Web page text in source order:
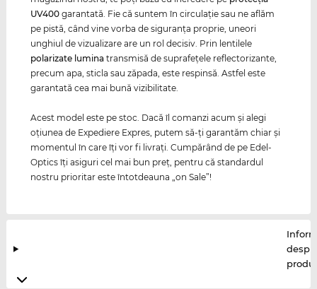
UV400 garantată. Fie că suntem în circulaţie sau ne aflăm
pe pistă, când vine vorba de siguranţa proprie, uneori
unghiul de vizualizare are un rol decisiv. Prin lentilele
polarizate lumina transmisă de suprafeţele reflectorizante,
precum apa, sticla sau zăpada, este respinsă. Astfel este
garantată cea mai bună vizibilitate.
Acest model este pe stoc. Dacă îl comanzi acum şi alegi
oţiunea de Expediere Expres, putem să-ţi garantăm chiar şi
momentul în care îţi vor fi livraţi. Cumpărând de pe Edel-
Optics îţi asiguri cel mai bun preţ, pentru că standardul
nostru prioritar este întotdeauna „on Sale”!